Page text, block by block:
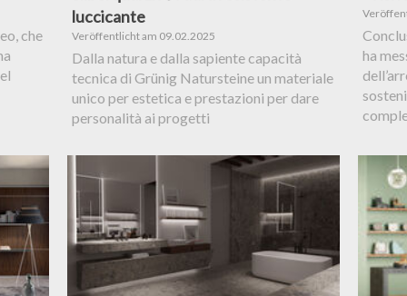
che
luccicante
Veröffentlicht am 09.02.2025
Dalla natura e dalla sapiente capacità
tecnica di Grünig Natursteine un materiale
unico per estetica e prestazioni per dare
personalità ai progetti
ha